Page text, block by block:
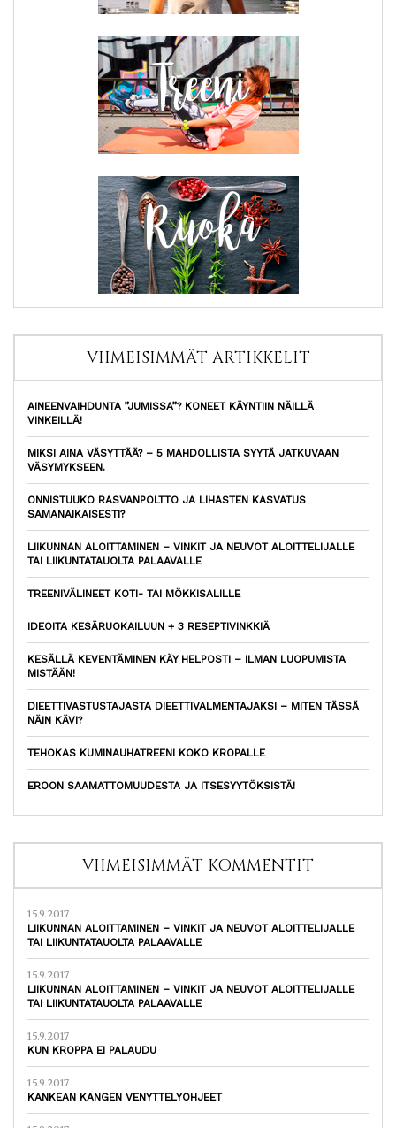
VIIMEISIMMÄT ARTIKKELIT
AINEENVAIHDUNTA ”JUMISSA”? KONEET KÄYNTIIN NÄILLÄ
VINKEILLÄ!
MIKSI AINA VÄSYTTÄÄ? – 5 MAHDOLLISTA SYYTÄ JATKUVAAN
VÄSYMYKSEEN.
ONNISTUUKO RASVANPOLTTO JA LIHASTEN KASVATUS
SAMANAIKAISESTI?
LIIKUNNAN ALOITTAMINEN – VINKIT JA NEUVOT ALOITTELIJALLE
TAI LIIKUNTATAUOLTA PALAAVALLE
TREENIVÄLINEET KOTI- TAI MÖKKISALILLE
IDEOITA KESÄRUOKAILUUN + 3 RESEPTIVINKKIÄ
KESÄLLÄ KEVENTÄMINEN KÄY HELPOSTI – ILMAN LUOPUMISTA
MISTÄÄN!
DIEETTIVASTUSTAJASTA DIEETTIVALMENTAJAKSI – MITEN TÄSSÄ
NÄIN KÄVI?
TEHOKAS KUMINAUHATREENI KOKO KROPALLE
EROON SAAMATTOMUUDESTA JA ITSESYYTÖKSISTÄ!
VIIMEISIMMÄT KOMMENTIT
15.9.2017
LIIKUNNAN ALOITTAMINEN – VINKIT JA NEUVOT ALOITTELIJALLE
TAI LIIKUNTATAUOLTA PALAAVALLE
15.9.2017
LIIKUNNAN ALOITTAMINEN – VINKIT JA NEUVOT ALOITTELIJALLE
TAI LIIKUNTATAUOLTA PALAAVALLE
15.9.2017
KUN KROPPA EI PALAUDU
15.9.2017
KANKEAN KANGEN VENYTTELYOHJEET